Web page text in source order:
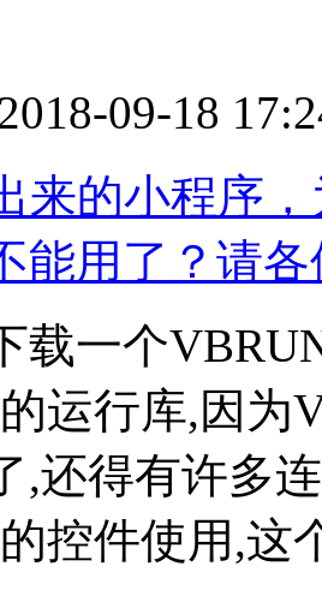
09-18
来的小程序
能用了？请
载一个
运行库,因为
,还得有许多
控件使用,这